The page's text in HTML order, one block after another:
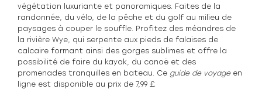
végétation luxuriante et panoramiques. Faites de la
randonnée, du vélo, de la pêche et du golf au milieu de
paysages à couper le souffle. Profitez des méandres de
la rivière Wye, qui serpente aux pieds de falaises de
calcaire formant ainsi des gorges sublimes et offre la
possibilité de faire du kayak, du canoë et des
promenades tranquilles en bateau. Ce guide de voyageen
ligne est disponible au prix de 7,99 £.